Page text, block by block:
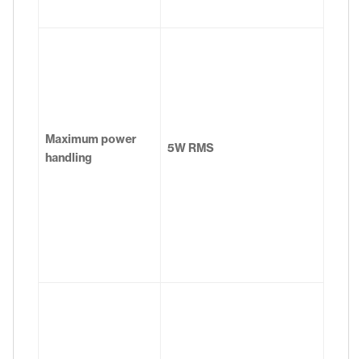
Maximum power
handling
5W RMS